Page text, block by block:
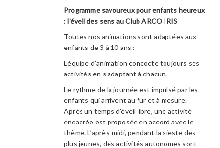
Programme savoureux pour enfants heureux
: l’éveil des sens au Club ARCO IRIS
Toutes nos animations sont adaptées aux
enfants de 3 à 10 ans :
L’équipe d’animation concocte toujours ses
activités en s’adaptant à chacun.
Le rythme de la journée est impulsé par les
enfants qui arrivent au fur et à mesure.
Après un temps d’éveil libre, une activité
encadrée est proposée en accord avec le
thème. L’après-midi, pendant la sieste des
plus jeunes, des activités autonomes sont